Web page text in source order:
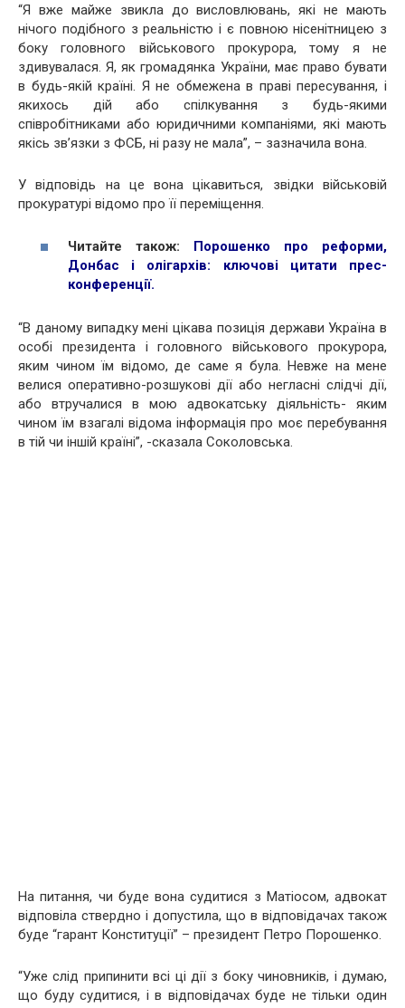
“Я вже майже звикла до висловлювань, які не мають
нічого подібного з реальністю і є повною нісенітницею з
боку головного військового прокурора, тому я не
здивувалася. Я, як громадянка України, має право бувати
в будь-якій країні. Я не обмежена в праві пересування, і
якихось дій або спілкування з будь-якими
співробітниками або юридичними компаніями, які мають
якісь зв’язки з ФСБ, ні разу не мала”, – зазначила вона.
У відповідь на це вона цікавиться, звідки військовій
прокуратурі відомо про її переміщення.
Читайте також: Порошенко про реформи,
Донбас і олігархів: ключові цитати прес-
конференції.
“В даному випадку мені цікава позиція держави Україна в
особі президента і головного військового прокурора,
яким чином їм відомо, де саме я була. Невже на мене
велися оперативно-розшукові дії або негласні слідчі дії,
або втручалися в мою адвокатську діяльність- яким
чином їм взагалі відома інформація про моє перебування
в тій чи іншій країні”, -сказала Соколовська.
На питання, чи буде вона судитися з Матіосом, адвокат
відповіла ствердно і допустила, що в відповідачах також
буде “гарант Конституції” – президент Петро Порошенко.
“Уже слід припинити всі ці дії з боку чиновників, і думаю,
що буду судитися, і в відповідачах буде не тільки один